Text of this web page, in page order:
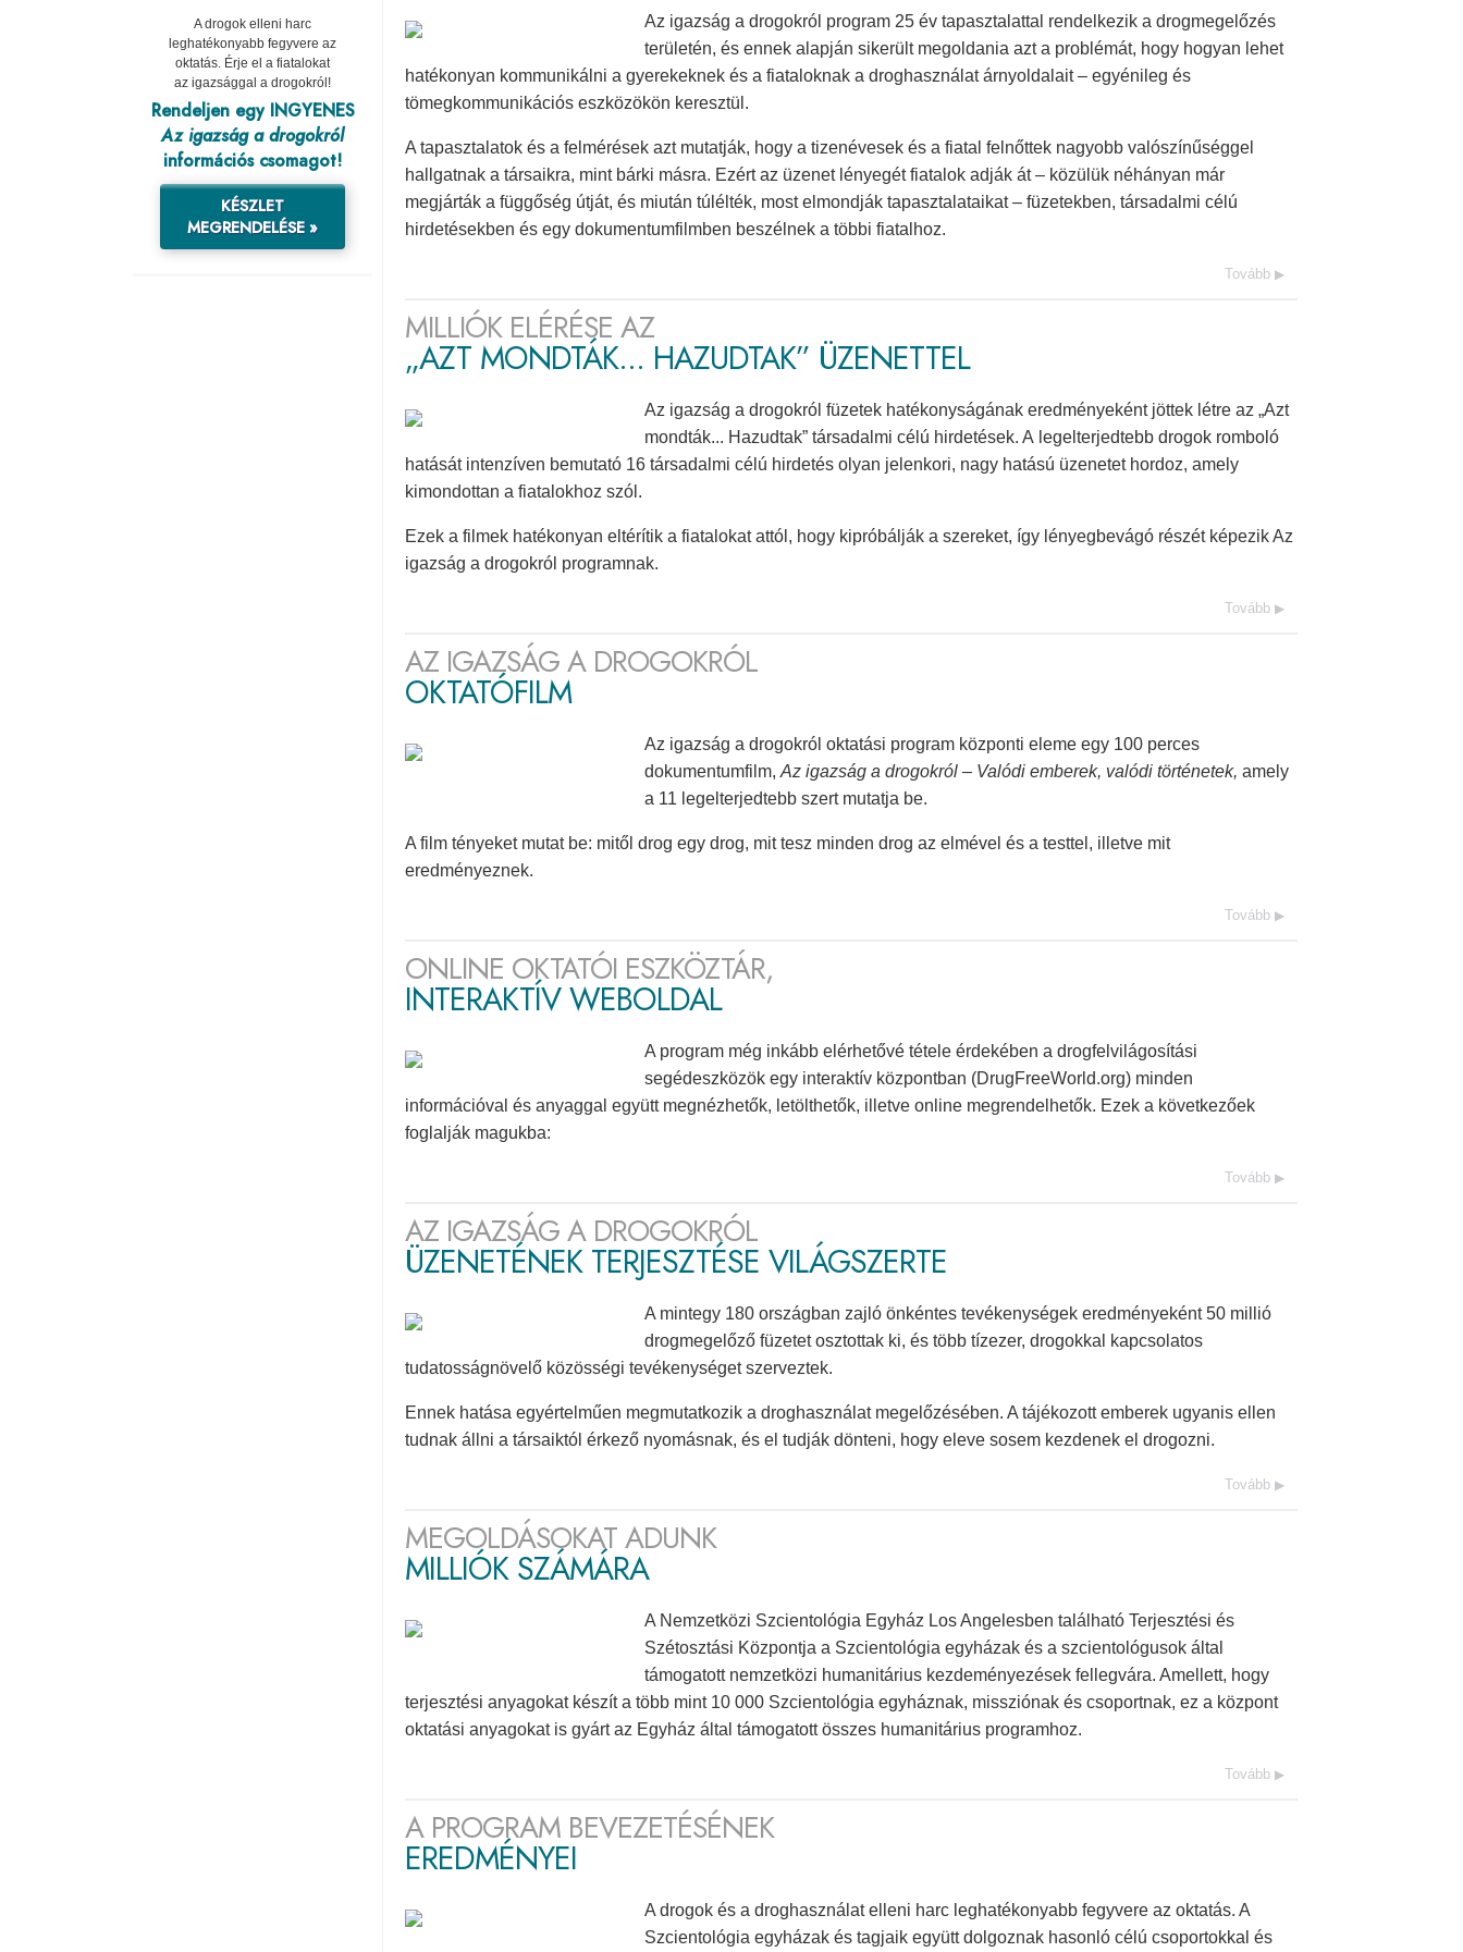
Az igazság a drogokról program 25 év tapasztalattal rendelkezik a drogmegelőzés
területén, és ennek alapján sikerült megoldania azt a problémát, hogy hogyan lehet
hatékonyan kommunikálni a gyerekeknek és a fiataloknak a droghasználat árnyoldalait – egyénileg és
tömegkommunikációs eszközökön keresztül.
A tapasztalatok és a felmérések azt mutatják, hogy a tizenévesek és a fiatal felnőttek nagyobb valószínűséggel
hallgatnak a társaikra, mint bárki másra. Ezért az üzenet lényegét fiatalok adják át – közülük néhányan már
megjárták a függőség útját, és miután túlélték, most elmondják tapasztalataikat – füzetekben, társadalmi célú
hirdetésekben és egy dokumentumfilmben beszélnek a többi fiatalhoz.
Tovább
MILLIÓK ELÉRÉSE AZ
„AZT MONDTÁK... HAZUDTAK” ÜZENETTEL
Az igazság a drogokról füzetek hatékonyságának eredményeként jöttek létre az „Azt
mondták... Hazudtak” társadalmi célú hirdetések. A legelterjedtebb drogok romboló
hatását intenzíven bemutató 16 társadalmi célú hirdetés olyan jelenkori, nagy hatású üzenetet hordoz, amely
kimondottan a fiatalokhoz szól.
Ezek a filmek hatékonyan eltérítik a fiatalokat attól, hogy kipróbálják a szereket, így lényegbevágó részét képezik Az
igazság a drogokról programnak.
Tovább
AZ IGAZSÁG A DROGOKRÓL
OKTATÓFILM
Az igazság a drogokról oktatási program központi eleme egy 100 perces
dokumentumfilm, Az igazság a drogokról – Valódi emberek, valódi történetek, amely
a 11 legelterjedtebb szert mutatja be.
A film tényeket mutat be: mitől drog egy drog, mit tesz minden drog az elmével és a testtel, illetve mit
eredményeznek.
Tovább
ONLINE OKTATÓI ESZKÖZTÁR,
INTERAKTÍV WEBOLDAL
A program még inkább elérhetővé tétele érdekében a drogfelvilágosítási
segédeszközök egy interaktív központban (DrugFreeWorld.org) minden
információval és anyaggal együtt megnézhetők, letölthetők, illetve online megrendelhetők. Ezek a következőek
foglalják magukba:
Tovább
AZ IGAZSÁG A DROGOKRÓL
ÜZENETÉNEK TERJESZTÉSE VILÁGSZERTE
A mintegy 180 országban zajló önkéntes tevékenységek eredményeként 50 millió
drogmegelőző füzetet osztottak ki, és több tízezer, drogokkal kapcsolatos
tudatosságnövelő közösségi tevékenységet szerveztek.
Ennek hatása egyértelműen megmutatkozik a droghasználat megelőzésében. A tájékozott emberek ugyanis ellen
tudnak állni a társaiktól érkező nyomásnak, és el tudják dönteni, hogy eleve sosem kezdenek el drogozni.
Tovább
MEGOLDÁSOKAT ADUNK
MILLIÓK SZÁMÁRA
A Nemzetközi Szcientológia Egyház Los Angelesben található Terjesztési és
Szétosztási Központja a Szcientológia egyházak és a szcientológusok által
támogatott nemzetközi humanitárius kezdeményezések fellegvára. Amellett, hogy
terjesztési anyagokat készít a több mint 10 000 Szcientológia egyháznak, missziónak és csoportnak, ez a központ
oktatási anyagokat is gyárt az Egyház által támogatott összes humanitárius programhoz.
Tovább
A PROGRAM BEVEZETÉSÉNEK
EREDMÉNYEI
A drogok és a droghasználat elleni harc leghatékonyabb fegyvere az oktatás. A
Szcientológia egyházak és tagjaik együtt dolgoznak hasonló célú csoportokkal és
A drogok elleni harc
leghatékonyabb fegyvere az
oktatás. Érje el a fiatalokat
az igazsággal a drogokról!
Rendeljen egy INGYENES
Az igazság a drogokról
információs csomagot!
KÉSZLET
MEGRENDELÉSE »